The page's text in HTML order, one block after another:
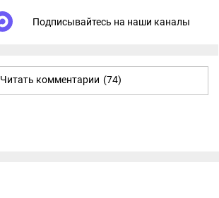
Подписывайтесь на наши каналы
Читать комментарии (74)